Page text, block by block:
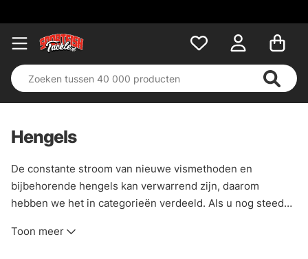
Hengels
De constante stroom van nieuwe vismethoden en
bijbehorende hengels kan verwarrend zijn, daarom
hebben we het in categorieën verdeeld. Als u nog steeds
vindt wat u zoekt, laat het ons dan weten, misschien is het
Toon meer